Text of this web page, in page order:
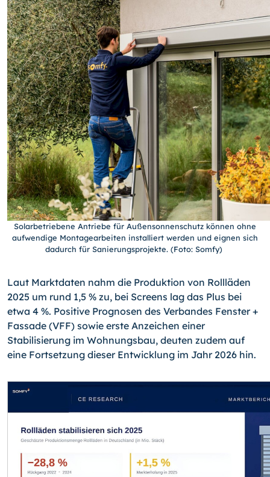
Solarbetriebene Antriebe für Außensonnenschutz können ohne
aufwendige Montagearbeiten installiert werden und eignen sich
dadurch für Sanierungsprojekte. (Foto: Somfy)
Laut Marktdaten nahm die Produktion von Rollläden
2025 um rund 1,5 % zu, bei Screens lag das Plus bei
etwa 4 %. Positive Prognosen des Verbandes Fenster +
Fassade (VFF) sowie erste Anzeichen einer
Stabilisierung im Wohnungsbau, deuten zudem auf
eine Fortsetzung dieser Entwicklung im Jahr 2026 hin.